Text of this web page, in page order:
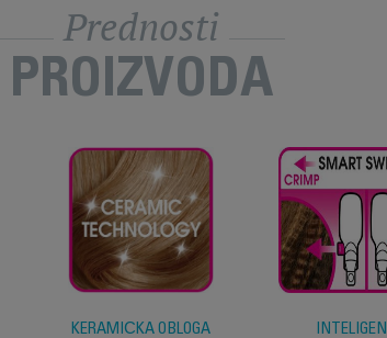
Prednosti
PROIZVODA
KERAMIČKA OBLOGA